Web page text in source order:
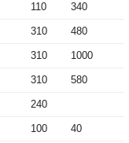
110 340
310 480
310 1000
310 580
240
100 40